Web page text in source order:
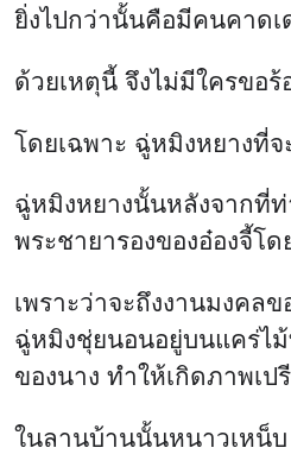
ยิ่งไปกว่านั้นคือมีคนคาดเ
ด้วยเหตุนี้ จึงไม่มีใครขอ
โดยเฉพาะ ฉู่หมิงหยางที่จ
ฉู่หมิงหยางนั้นหลังจากที่ท่
พระชายารองของอ๋องจี้โด
เพราะว่าจะถึงงานมงคล
ฉู่หมิงชุ่ยนอนอยู่บนแคร่ไ
ของนาง ทำให้เกิดภาพเป
ในลานบ้านนั้นหนาวเหน็